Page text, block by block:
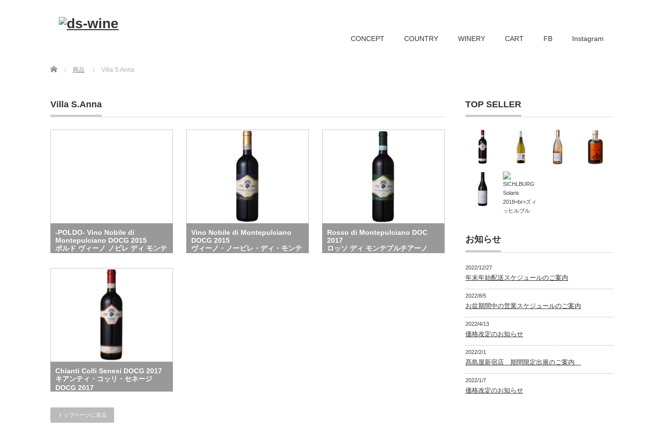
CONCEPT COUNTRY WINERY CART FB Instagram
Home 商品 Villa S.Anna
Villa S.Anna
-POLDO- Vino Nobile di
Montepulciano DOCG 2015
ポルド ヴィーノ ノビレ ディ モンテ
Vino Nobile di Montepulciano
DOCG 2015
ヴィーノ・ノービレ・ディ・モンテ
Rosso di Montepulciano DOC
2017
ロッソ ディ モンテプルチアーノ
Chianti Colli Senesi DOCG 2017
キアンティ・コッリ・セネージ
DOCG 2017
トップページに戻る
TOP SELLER
お知らせ
2022/12/27
年末年始配送スケジュールのご案内
2022/8/5
お盆期間中の営業スケジュールのご案内
2022/4/13
価格改定のお知らせ
2022/2/1
髙島屋新宿店 期間限定出展のご案内
2022/1/7
価格改定のお知らせ